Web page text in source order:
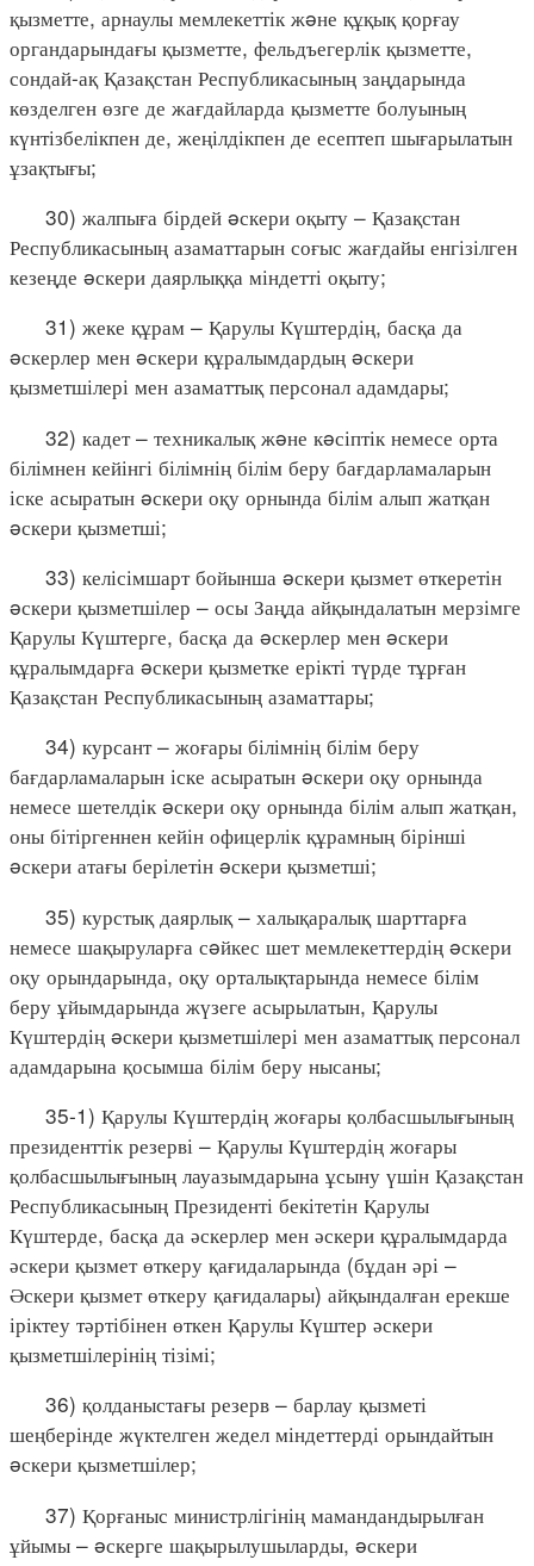
қызметте, арнаулы мемлекеттік жəне құқық қорғау
органдарындағы қызметте, фельдъегерлік қызметте,
сондай-ақ Қазақстан Республикасының заңдарында
көзделген өзге де жағдайларда қызметте болуының
күнтізбелікпен де, жеңілдікпен де есептеп шығарылатын
ұзақтығы;
30) жалпыға бірдей əскери оқыту – Қазақстан
Республикасының азаматтарын соғыс жағдайы енгізілген
кезеңде əскери даярлыққа міндетті оқыту;
31) жеке құрам – Қарулы Күштердің, басқа да
əскерлер мен əскери құралымдардың əскери
қызметшілері мен азаматтық персонал адамдары;
32) кадет – техникалық жəне кəсіптік немесе орта
білімнен кейінгі білімнің білім беру бағдарламаларын
іске асыратын əскери оқу орнында білім алып жатқан
əскери қызметші;
33) келісімшарт бойынша əскери қызмет өткеретін
əскери қызметшілер – осы Заңда айқындалатын мерзімге
Қарулы Күштерге, басқа да əскерлер мен əскери
құралымдарға əскери қызметке ерікті түрде тұрған
Қазақстан Республикасының азаматтары;
34) курсант – жоғары білімнің білім беру
бағдарламаларын іске асыратын əскери оқу орнында
немесе шетелдік əскери оқу орнында білім алып жатқан,
оны бітіргеннен кейін офицерлік құрамның бірінші
əскери атағы берілетін əскери қызметші;
35) курстық даярлық – халықаралық шарттарға
немесе шақыруларға сəйкес шет мемлекеттердің əскери
оқу орындарында, оқу орталықтарында немесе білім
беру ұйымдарында жүзеге асырылатын, Қарулы
Күштердің əскери қызметшілері мен азаматтық персонал
адамдарына қосымша білім беру нысаны;
35-1) Қарулы Күштердің жоғары қолбасшылығының
президенттік резерві – Қарулы Күштердің жоғары
қолбасшылығының лауазымдарына ұсыну үшін Қазақстан
Республикасының Президенті бекітетін Қарулы
Күштерде, басқа да әскерлер мен әскери құралымдарда
әскери қызмет өткеру қағидаларында (бұдан әрі –
Әскери қызмет өткеру қағидалары) айқындалған ерекше
іріктеу тәртібінен өткен Қарулы Күштер әскери
қызметшілерінің тізімі;
36) қолданыстағы резерв – барлау қызметі
шеңберінде жүктелген жедел міндеттерді орындайтын
əскери қызметшілер;
37) Қорғаныс министрлігінің мамандандырылған
ұйымы – əскерге шақырылушыларды, əскери